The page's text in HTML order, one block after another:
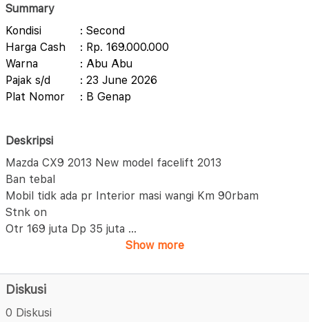
Summary
Kondisi
: Second
Harga Cash
: Rp. 169.000.000
Warna
: Abu Abu
Pajak s/d
: 23 June 2026
Plat Nomor
: B Genap
Deskripsi
Mazda CX9 2013 New model facelift 2013
Ban tebal
Mobil tidk ada pr Interior masi wangi Km 90rbam
Stnk on
Otr 169 juta Dp 35 juta ...
Show more
Diskusi
0 Diskusi